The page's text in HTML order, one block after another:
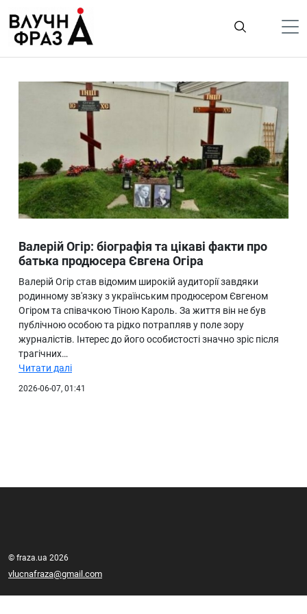
содержимому
Лайфстайл
ТехноНаука
Людина
Ukraine
Про нас
Валерій Огір: біографія та цікаві факти про
батька продюсера Євгена Огіра
Валерій Огір став відомим широкій аудиторії завдяки
родинному зв'язку з українським продюсером Євгеном
Огіром та співачкою Тіною Кароль. За життя він не був
публічною особою та рідко потрапляв у поле зору
журналістів. Інтерес до його особистості значно зріс після
трагічних…
Читати далі
2026-06-07, 01:41
© fraza.ua 2026
vlucnafraza@gmail.com